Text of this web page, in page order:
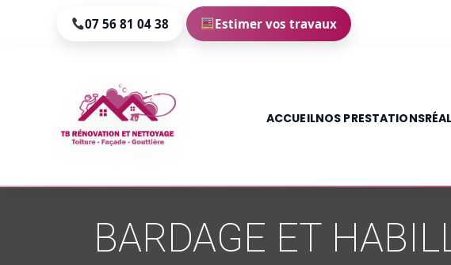
07 56 81 04 38 Estimer vos travaux
ACCUEILNOS PRESTATIONS
BARDAGE ET